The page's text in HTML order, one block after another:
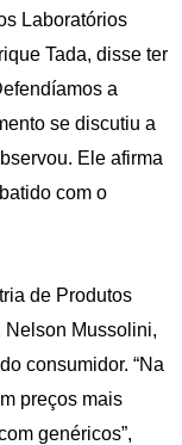
Laboratórios
Tada, disse ter
a
se discutiu a
Ele afirma
com o
de Produtos
Nelson Mussolini,
consumidor. “Na
preços mais
genéricos”,